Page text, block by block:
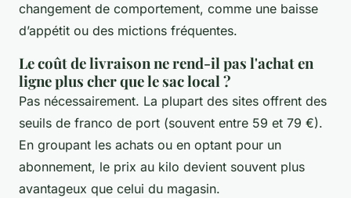
changement de comportement, comme une baisse
d’appétit ou des mictions fréquentes.
Le coût de livraison ne rend-il pas l'achat en
ligne plus cher que le sac local ?
Pas nécessairement. La plupart des sites offrent des
seuils de franco de port (souvent entre 59 et 79 €).
En groupant les achats ou en optant pour un
abonnement, le prix au kilo devient souvent plus
avantageux que celui du magasin.